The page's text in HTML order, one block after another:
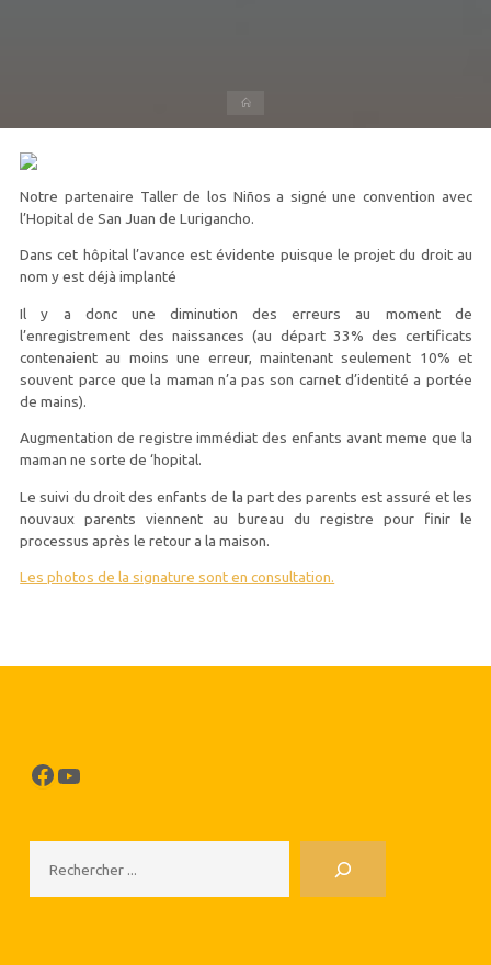
Notre partenaire Taller de los Niños a signé une convention avec
l’Hopital de San Juan de Lurigancho.
Dans cet hôpital l’avance est évidente puisque le projet du droit au
nom y est déjà implanté
Il y a donc une diminution des erreurs au moment de
l’enregistrement des naissances (au départ 33% des certificats
contenaient au moins une erreur, maintenant seulement 10% et
souvent parce que la maman n’a pas son carnet d’identité a portée
de mains).
Augmentation de registre immédiat des enfants avant meme que la
maman ne sorte de ‘hopital.
Le suivi du droit des enfants de la part des parents est assuré et les
nouvaux parents viennent au bureau du registre pour finir le
processus après le retour a la maison.
Les photos de la signature sont en consultation.
Facebook
YouTube